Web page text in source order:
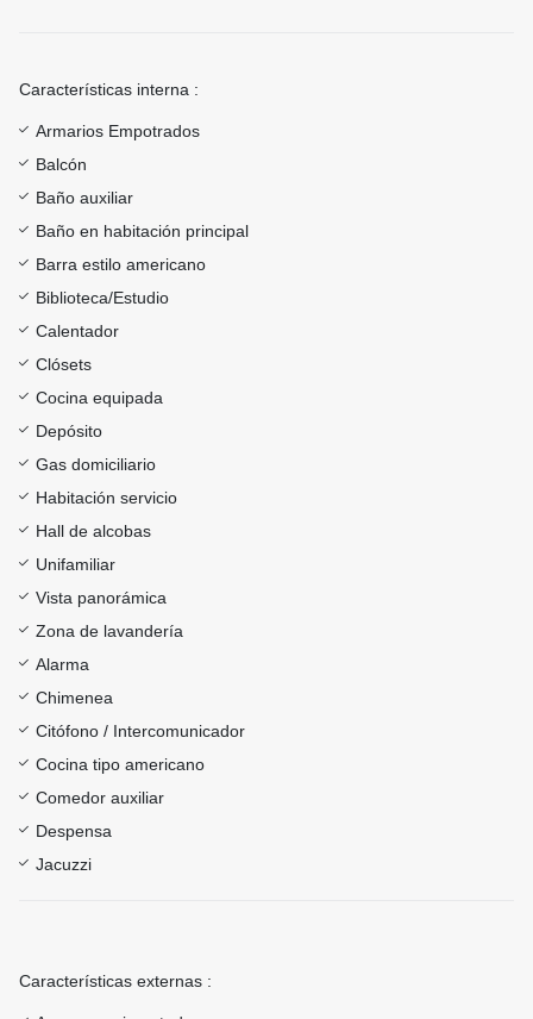
Características interna :
Armarios Empotrados
Balcón
Baño auxiliar
Baño en habitación principal
Barra estilo americano
Biblioteca/Estudio
Calentador
Clósets
Cocina equipada
Depósito
Gas domiciliario
Habitación servicio
Hall de alcobas
Unifamiliar
Vista panorámica
Zona de lavandería
Alarma
Chimenea
Citófono / Intercomunicador
Cocina tipo americano
Comedor auxiliar
Despensa
Jacuzzi
Características externas :